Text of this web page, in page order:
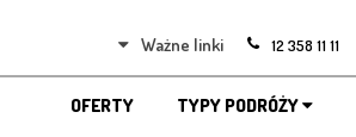
12 358 11 11
Ważne linki
OFERTY TYPY PODRÓŻY